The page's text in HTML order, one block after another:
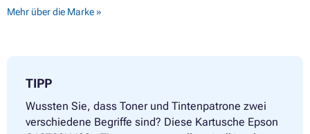
Mehr über die Marke »
TIPP
Wussten Sie, dass Toner und Tintenpatrone zwei
verschiedene Begriffe sind? Diese Kartusche Epson